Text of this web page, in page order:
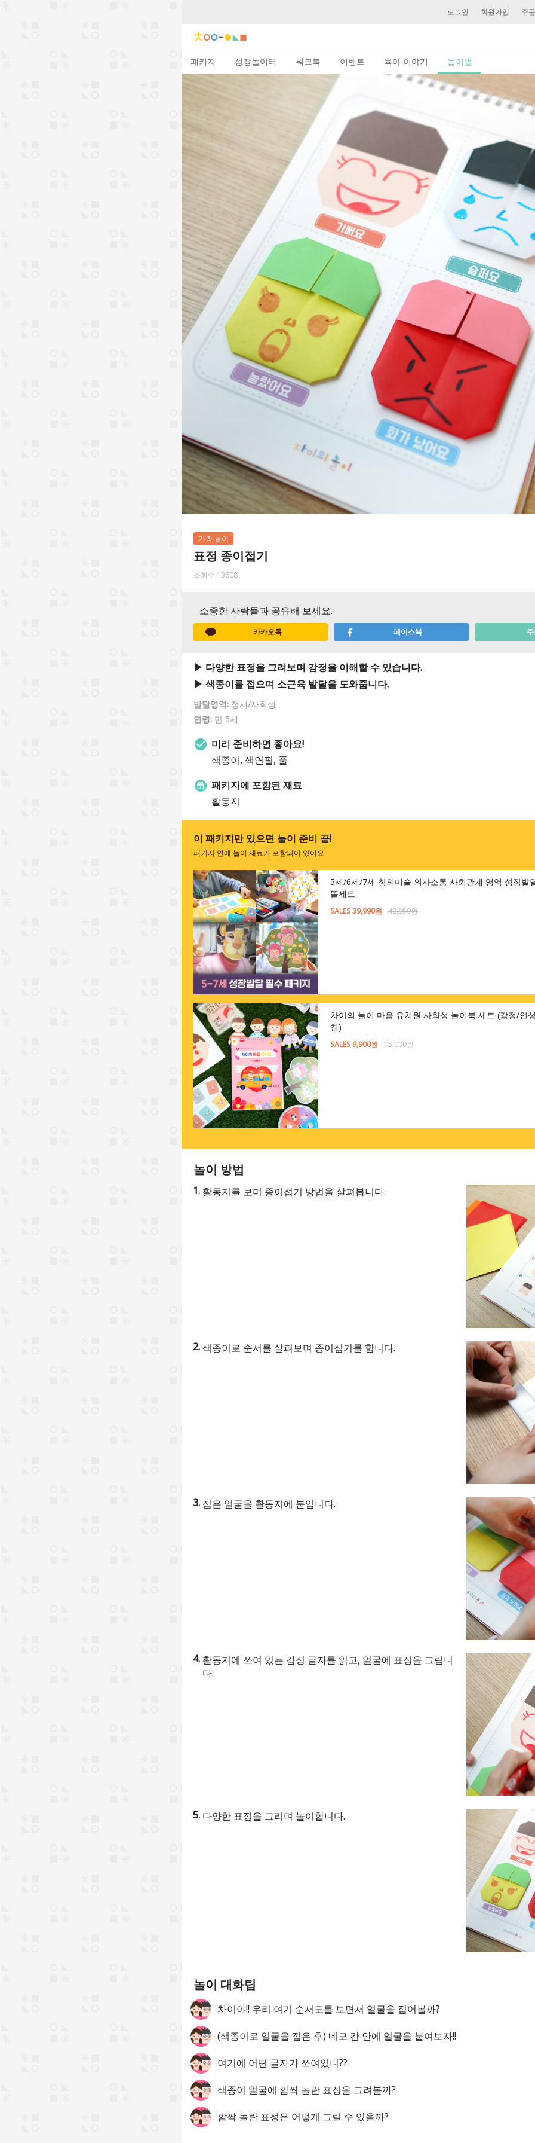
로그인 회원가입 주
패키지 성장놀이터 워크북 이벤트 육아 이야기 놀이법
가족 놀이
표정 종이접기
조회수 13608
소중한 사람들과 공유해 보세요.
카카오톡 페이스북
▶ 다양한 표정을 그려보며 감정을 이해할 수 있습니다.
▶ 색종이를 접으며 소근육 발달을 도와줍니다.
발달영역: 정서/사회성
연령: 만 5세
미리 준비하면 좋아요!
색종이, 색연필, 풀
패키지에 포함된 재료
활동지
이 패키지만 있으면 놀이 준비 끝!
패키지 안에 놀이 재료가 포함되어 있어요
5세/6세/7세 창의미술 의사소통 사회관계 영역 성장발
뜰세트
SALES 39,990원 42,350원
차이의 놀이 마음 유치원 사회성 놀이북 세트 (감정/인
천)
SALES 9,900원 15,000원
놀이 방법
활동지를 보며 종이접기 방법을 살펴봅니다.
색종이로 순서를 살펴보며 종이접기를 합니다.
접은 얼굴을 활동지에 붙입니다.
활동지에 쓰여 있는 감정 글자를 읽고, 얼굴에 표정을 그립니
다.
다양한 표정을 그리며 놀이합니다.
놀이 대화팁
차이야!! 우리 여기 순서도를 보면서 얼굴을 접어볼까?
(색종이로 얼굴을 접은 후) 네모 칸 안에 얼굴을 붙여보자!!
여기에 어떤 글자가 쓰여있니??
색종이 얼굴에 깜짝 놀란 표정을 그려볼까?
깜짝 놀란 표정은 어떻게 그릴 수 있을까?